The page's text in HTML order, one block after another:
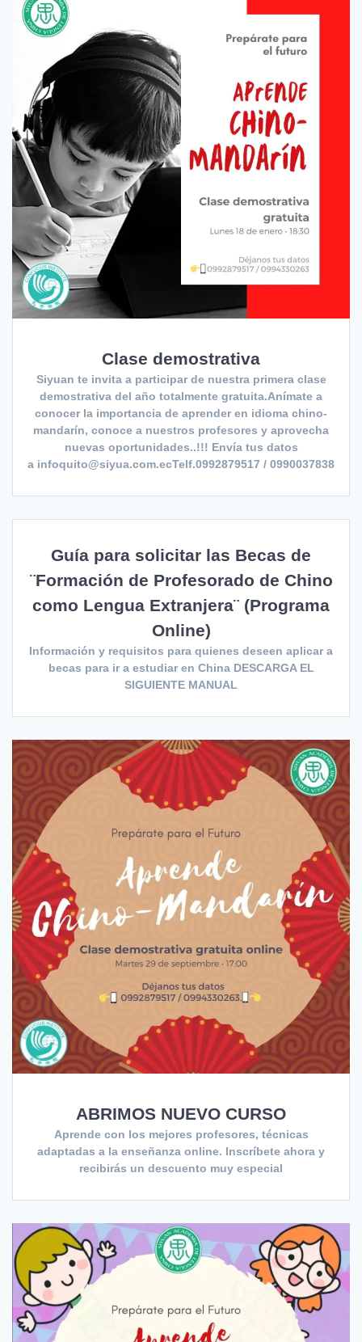
Clase demostrativa
Siyuan te invita a participar de nuestra primera clase
demostrativa del año totalmente gratuita.Anímate a
conocer la importancia de aprender en idioma chino-
mandarín, conoce a nuestros profesores y aprovecha
nuevas oportunidades..!!! Envía tus datos
a infoquito@siyua.com.ecTelf.0992879517 / 0990037838
Guía para solicitar las Becas de
¨Formación de Profesorado de Chino
como Lengua Extranjera¨ (Programa
Online)
Información y requisitos para quienes deseen aplicar a
becas para ir a estudiar en China DESCARGA EL
SIGUIENTE MANUAL
ABRIMOS NUEVO CURSO
Aprende con los mejores profesores, técnicas
adaptadas a la enseñanza online. Inscríbete ahora y
recibirás un descuento muy especial